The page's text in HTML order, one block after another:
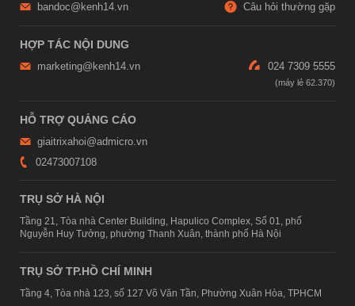
bandoc@kenh14.vn Câu hỏi thường gặp
HỢP TÁC NỘI DUNG
marketing@kenh14.vn 024 7309 5555
HỖ TRỢ QUẢNG CÁO
giaitrixahoi@admicro.vn
02473007108
TRỤ SỞ HÀ NỘI
Tầng 21, Tòa nhà Center Building, Hapulico Complex, Số 01, phố
Nguyễn Huy Tưởng, phường Thanh Xuân, thành phố Hà Nội
TRỤ SỞ TP.HỒ CHÍ MINH
Tầng 4, Tòa nhà 123, số 127 Võ Văn Tần, Phường Xuân Hòa, TPHCM